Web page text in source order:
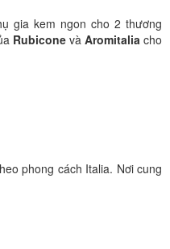
gia kem ngon cho 2 thương
RubiconevàAromitalia cho
phong cách Italia. Nơi cung